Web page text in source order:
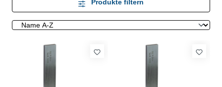
Produkte filtern